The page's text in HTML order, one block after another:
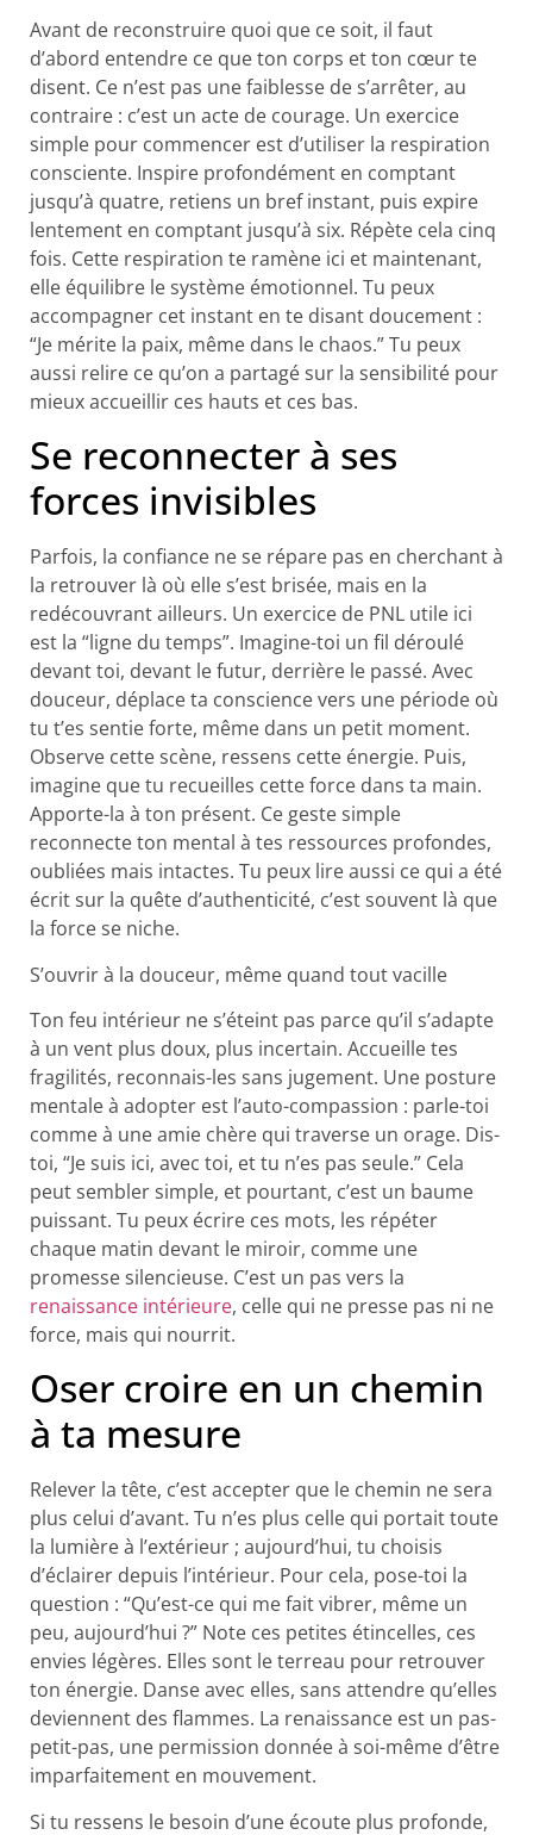
Avant de reconstruire quoi que ce soit, il faut
d’abord entendre ce que ton corps et ton cœur te
disent. Ce n’est pas une faiblesse de s’arrêter, au
contraire : c’est un acte de courage. Un exercice
simple pour commencer est d’utiliser la respiration
consciente. Inspire profondément en comptant
jusqu’à quatre, retiens un bref instant, puis expire
lentement en comptant jusqu’à six. Répète cela cinq
fois. Cette respiration te ramène ici et maintenant,
elle équilibre le système émotionnel. Tu peux
accompagner cet instant en te disant doucement :
“Je mérite la paix, même dans le chaos.” Tu peux
aussi relire ce qu’on a partagé sur la sensibilité pour
mieux accueillir ces hauts et ces bas.
Se reconnecter à ses
forces invisibles
Parfois, la confiance ne se répare pas en cherchant à
la retrouver là où elle s’est brisée, mais en la
redécouvrant ailleurs. Un exercice de PNL utile ici
est la “ligne du temps”. Imagine-toi un fil déroulé
devant toi, devant le futur, derrière le passé. Avec
douceur, déplace ta conscience vers une période où
tu t’es sentie forte, même dans un petit moment.
Observe cette scène, ressens cette énergie. Puis,
imagine que tu recueilles cette force dans ta main.
Apporte-la à ton présent. Ce geste simple
reconnecte ton mental à tes ressources profondes,
oubliées mais intactes. Tu peux lire aussi ce qui a été
écrit sur la quête d’authenticité, c’est souvent là que
la force se niche.
S’ouvrir à la douceur, même quand tout vacille
Ton feu intérieur ne s’éteint pas parce qu’il s’adapte
à un vent plus doux, plus incertain. Accueille tes
fragilités, reconnais-les sans jugement. Une posture
mentale à adopter est l’auto-compassion : parle-toi
comme à une amie chère qui traverse un orage. Dis-
toi, “Je suis ici, avec toi, et tu n’es pas seule.” Cela
peut sembler simple, et pourtant, c’est un baume
puissant. Tu peux écrire ces mots, les répéter
chaque matin devant le miroir, comme une
promesse silencieuse. C’est un pas vers la
renaissance intérieure, celle qui ne presse pas ni ne
force, mais qui nourrit.
Oser croire en un chemin
à ta mesure
Relever la tête, c’est accepter que le chemin ne sera
plus celui d’avant. Tu n’es plus celle qui portait toute
la lumière à l’extérieur ; aujourd’hui, tu choisis
d’éclairer depuis l’intérieur. Pour cela, pose-toi la
question : “Qu’est-ce qui me fait vibrer, même un
peu, aujourd’hui ?” Note ces petites étincelles, ces
envies légères. Elles sont le terreau pour retrouver
ton énergie. Danse avec elles, sans attendre qu’elles
deviennent des flammes. La renaissance est un pas-
petit-pas, une permission donnée à soi-même d’être
imparfaitement en mouvement.
Si tu ressens le besoin d’une écoute plus profonde,